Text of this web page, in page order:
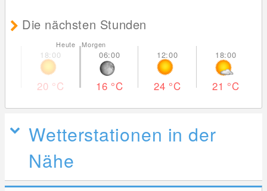
Die nächsten Stunden
20 °C
Heute Morgen
16 °C 24 °C 21 °C
Wetterstationen in der
Nähe